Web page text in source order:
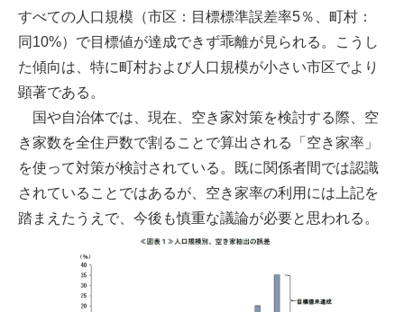
すべての人口規模（市区：目標標準誤差率5％、町村：
同10%）で目標値が達成できず乖離が見られる。こうし
た傾向は、特に町村および人口規模が小さい市区でより
顕著である。
国や自治体では、現在、空き家対策を検討する際、空
き家数を全住戸数で割ることで算出される「空き家率」
を使って対策が検討されている。既に関係者間では認識
されていることではあるが、空き家率の利用には上記を
踏まえたうえで、今後も慎重な議論が必要と思われる。